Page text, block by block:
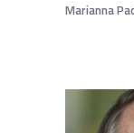
Marianna